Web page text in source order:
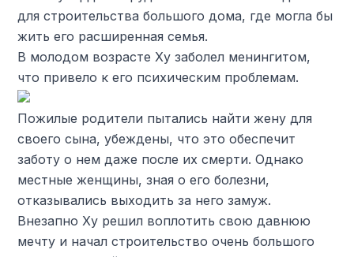
для строительства большого дома, где могла бы
жить его расширенная семья.
В молодом возрасте Ху заболел менингитом,
что привело к его психическим проблемам.
Пожилые родители пытались найти жену для
своего сына, убеждены, что это обеспечит
заботу о нем даже после их смерти. Однако
местные женщины, зная о его болезни,
отказывались выходить за него замуж.
Внезапно Ху решил воплотить свою давнюю
мечту и начал строительство очень большого